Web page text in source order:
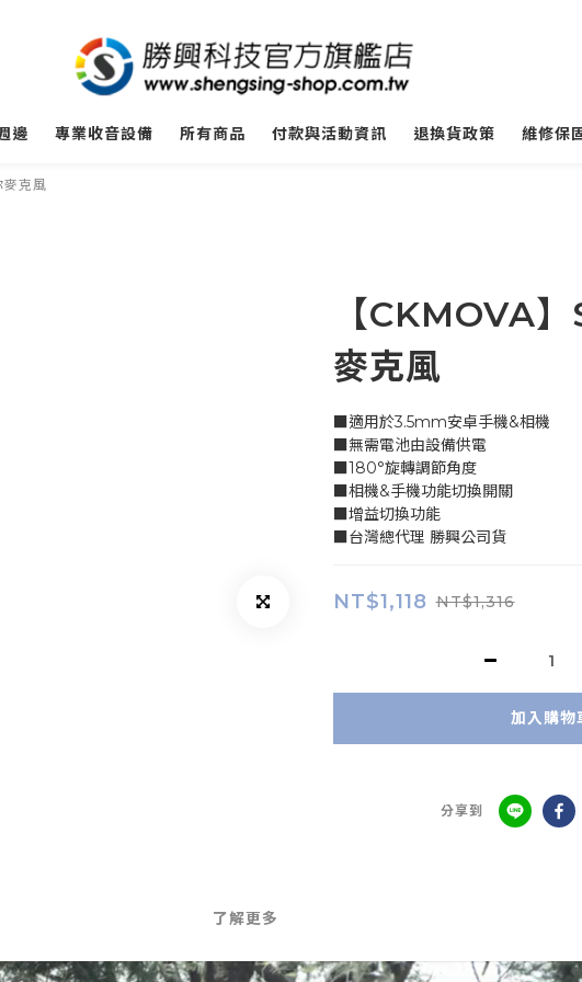
邊 專業收音設備 所有商品 付款與活動資訊 退換貨政策 維修保
克風
【CKMOVA
麥克風
■適用於3.5mm安卓手機&相機
■無需電池由設備供電
■180°旋轉調節角度
■相機&手機功能切換開關
■增益切換功能
■台灣總代理 勝興公司貨
NT$1,118 NT$1,316
加入購物
分享到
了解更多